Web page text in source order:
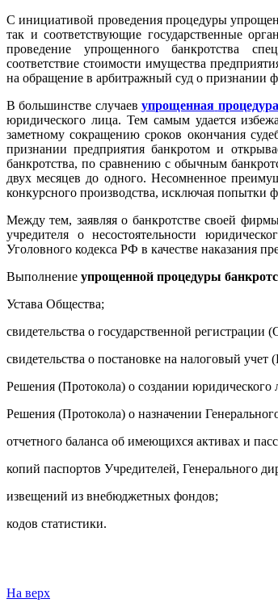
С инициативой проведения процедуры
так и соответствующие государственные
проведение упрощенного банкротства
соответствие стоимости имущества
на обращение в арбитражный суд о признании
В большинстве случаевупрощенная
юридического лица. Тем самым удается
заметному сокращению сроков окончания
признании предприятия банкротом и
банкротства, по сравнению с обычным
двух месяцев до одного. Несомненное
конкурсного производства, исключая попытки
Между тем, заявляяо банкротстве своей
учредителя о несостоятельности
Уголовного кодекса РФ в качестве наказания
Выполнение упрощенной процедуры
Устава Общества;
свидетельства о государственной регистрации
свидетельства о постановке на налоговый
Решения (Протокола) о создании юридического
Решения (Протокола) о назначении
отчетного баланса об имеющихся активах и
копий паспортов Учредителей, Генерального
извещений из внебюджетных фондов;
кодов статистики.
На верх